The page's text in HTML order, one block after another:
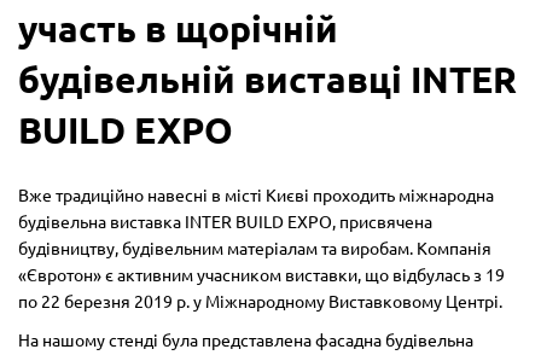
участь в щорічній
будівельній виставці INTER
BUILD EXPO
Вже традиційно навесні в місті Києві проходить міжнародна
будівельна виставка INTER BUILD EXPO, присвячена
будівництву, будівельним матеріалам та виробам. Компанія
«Євротон» є активним учасником виставки, що відбулась з 19
по 22 березня 2019 р. у Міжнародному Виставковому Центрі.
На нашому стенді була представлена фасадна будівельна